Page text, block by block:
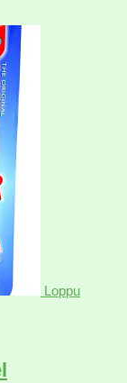
Loppu